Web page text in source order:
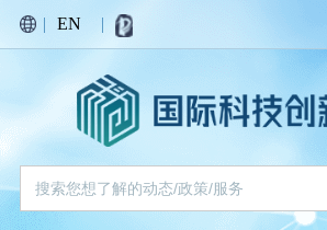
| EN |